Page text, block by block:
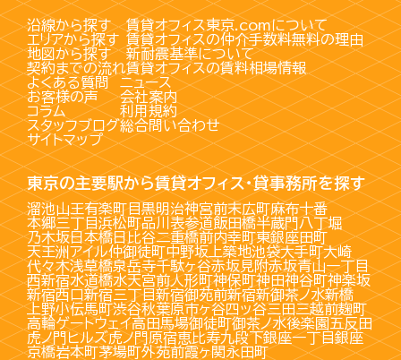
沿線から探す
エリアから探す
地図から探す
契約までの流れ
賃貸オフィス東京.comについて
賃貸オフィスの仲介手数料無料の理由
新耐震基準について
賃貸オフィスの賃料相場情報
よくある質問
お客様の声
コラム
スタッフブログ
サイトマップ
ニュース
会社案内
利用規約
総合問い合わせ
東京の主要駅から賃貸オフィス・貸事務所を探す
溜池山王有楽町目黒明治神宮前末広町麻布十番
本郷三丁目浜松町品川 表参道飯田橋半蔵門八丁堀
乃木坂日本橋日比谷二重橋前内幸町東銀座田町
天王洲アイル仲御徒町中野坂上築地池袋大手町大崎
代々木浅草橋泉岳寺千駄ヶ谷赤坂見附赤坂青山一丁目
西新宿水道橋水天宮前人形町神保町神田神谷町神楽坂
新宿西口新宿三丁目新宿御苑前新宿新御茶ノ水新橋
上野小伝馬町渋谷秋葉原市ヶ谷四ッ谷三田三越前麹町
高輪ゲートウェイ高田馬場御徒町御茶ノ水後楽園五反田
虎ノ門ヒルズ虎ノ門原宿恵比寿九段下銀座一丁目銀座
京橋岩本町茅場町外苑前霞ヶ関永田町